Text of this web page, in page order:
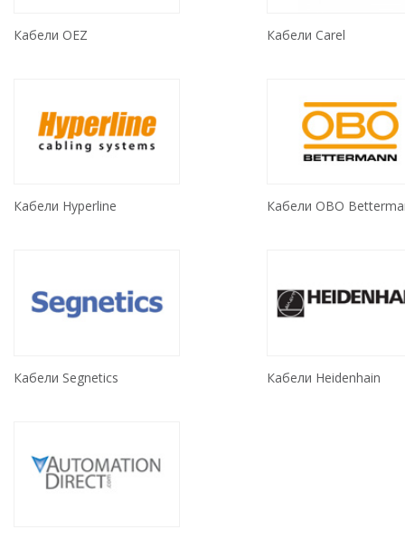
Кабели OEZ Кабели Carel
Кабели Hyperline Кабели OBO
Кабели Segnetics Кабели Heidenhain